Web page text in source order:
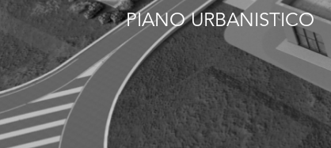
PIANO URBANISTICO